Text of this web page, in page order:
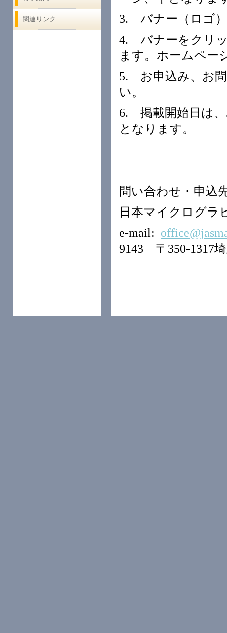
関連リンク
3. バナー（ロゴ
4. バナーをクリ
ます。ホームペー
5. お申込み、お
い。
6. 掲載開始日は、
となります。
問い合わせ・申込
日本マイクログ
e-mail:
9143 〒350-1317